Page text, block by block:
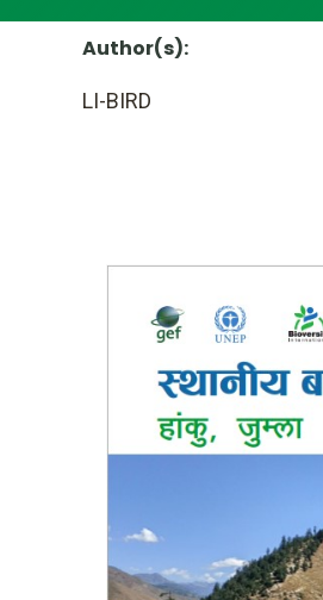
Author(s):
LI-BIRD